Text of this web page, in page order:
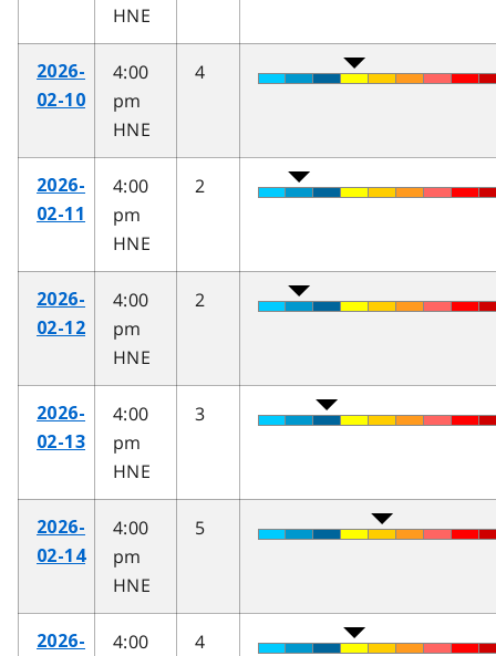
HNE
2026-
02-10
4:00
pm
HNE
4
2026-
02-11
4:00
pm
HNE
2
2026-
02-12
4:00
pm
HNE
2
2026-
02-13
4:00
pm
HNE
3
2026-
02-14
4:00
pm
HNE
5
2026-
4:00
4